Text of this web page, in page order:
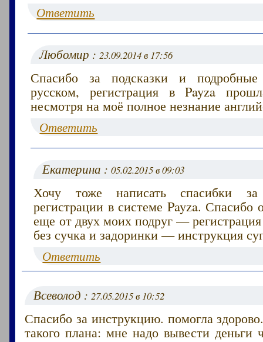
Ответить
Любомир :23.09.2014 в 17:56
Спасибо за подсказки и
русском, регистрация в Payza
несмотря на моё полное незнание
Ответить
Екатерина :05.02.2015 в 09:03
Хочу тоже написать спасибки
регистрации в системе Payza. Спасибо
еще от двух моих подруг —
без сучка и задоринки — инструкция
Ответить
Всеволод :27.05.2015 в 10:52
Спасибо за инструкцию. помогла
такого плана: мне надо вывести деньги